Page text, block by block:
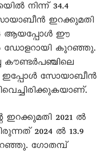
നിന്ന് 34.4
ഇറക്കുമതി
ആയപ്പോൾ ഈ
ഡോളറായി കുറഞ്ഞു.
കൗണ്ടർപഞ്ചിലെ
ഇപ്പോൾ സോയാബീൻ
2021 ൽ
2024 ൽ 13.9
ഗോതമ്പ്